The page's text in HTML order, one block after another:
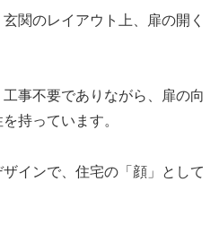
玄関のレイアウト上、扉の開く
工事不要でありながら、扉の向
持っています。
ザインで、住宅の「顔」として